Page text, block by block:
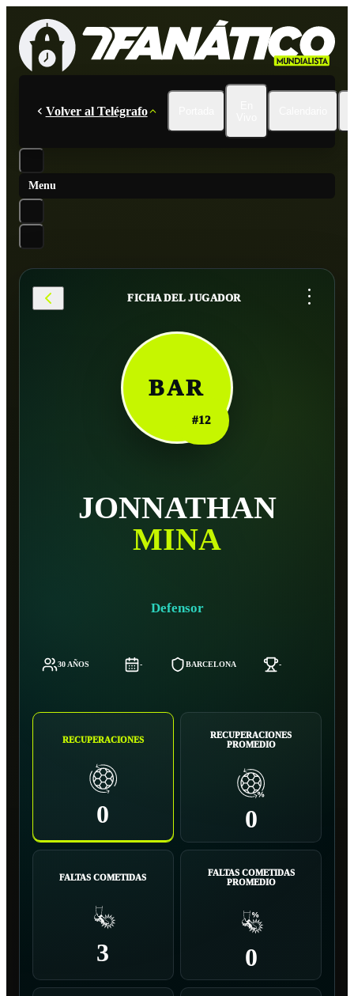
Volver al Telégrafo
Menu
FICHA DEL JUGADOR ...
BAR
#12
JONNATHAN
MINA
Defensor
30 AÑOS - BARCELONA -
RECUPERACIONES
0
RECUPERACIONES
PROMEDIO
0
FALTAS COMETIDAS
3
FALTAS COMETIDAS
PROMEDIO
0